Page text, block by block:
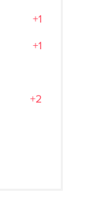
+1
+1
+2